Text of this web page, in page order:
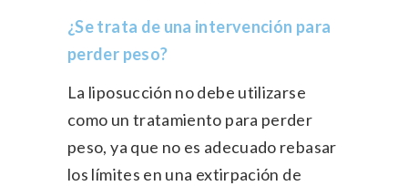
¿Se trata de una intervención para
perder peso?
La liposucción no debe utilizarse
como un tratamiento para perder
peso, ya que no es adecuado rebasar
los límites en una extirpación de